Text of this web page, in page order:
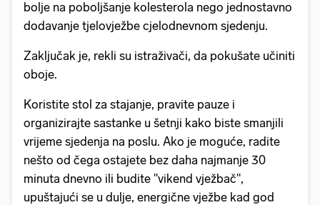
bolje na poboljšanje kolesterola nego jednostavno
dodavanje tjelovježbe cjelodnevnom sjedenju.
Zaključak je, rekli su istraživači, da pokušate učiniti
oboje.
Koristite stol za stajanje, pravite pauze i
organizirajte sastanke u šetnji kako biste smanjili
vrijeme sjedenja na poslu. Ako je moguće, radite
nešto od čega ostajete bez daha najmanje 30
minuta dnevno ili budite "vikend vježbač",
upuštajući se u dulje, energične vježbe kad god